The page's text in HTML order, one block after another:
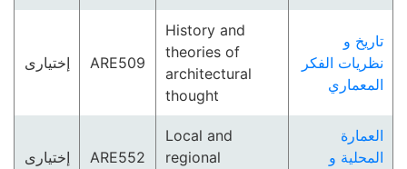
تاريخ و
نظريات الفكر
المعماري
History and
theories of
architectural
thought
ARE509 إختيارى
العمارة
المحلية و
Local and
regional
ARE552 إختيارى